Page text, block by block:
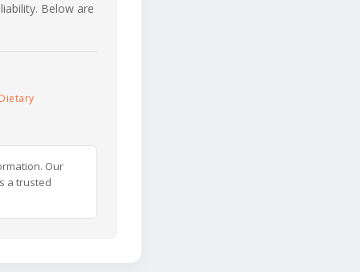
Below are
Our
a trusted